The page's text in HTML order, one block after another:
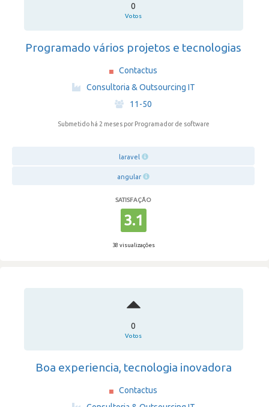
0
Votos
Programado vários projetos e tecnologias
Contactus
·
Consultoria & Outsourcing IT
·
11-50
Submetido há 2 meses por Programador de software
laravel
angular
SATISFAÇÃO
3.1
38 visualizações
0
Votos
Boa experiencia, tecnologia inovadora
Contactus
·